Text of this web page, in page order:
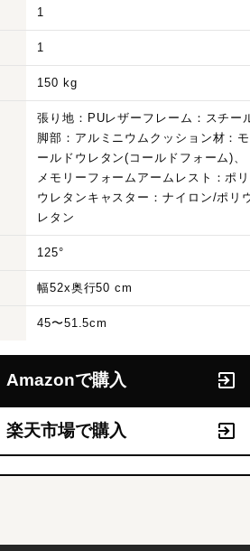
1
1
150 kg
張り地：PUレザーフレーム：スチー
脚部：アルミニウムクッション材：モ
ールドウレタン(コールドフォーム)、
メモリーフォームアームレスト：ポリ
ウレタンキャスター：ナイロン/ポリ
レタン
125°
幅52x奥行50 cm
45〜51.5cm
Amazonで購入
楽天市場で購入